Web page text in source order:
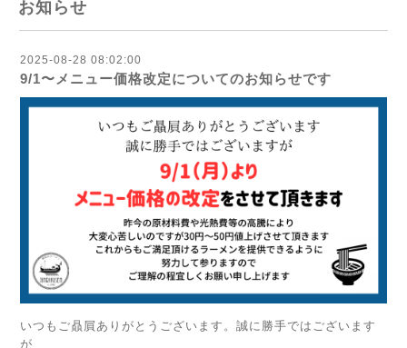
お知らせ
2025-08-28 08:02:00
9/1〜メニュー価格改定についてのお知らせです
いつもご贔屓ありがとうございます。誠に勝手ではございます
が